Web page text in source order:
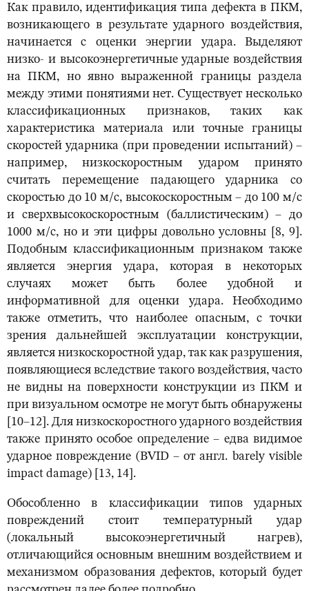
Как правило, идентификация типа дефекта в ПКМ,
возникающего в результате ударного воздействия,
начинается с оценки энергии удара. Выделяют
низко- и высокоэнергетичные ударные воздействия
на ПКМ, но явно выраженной границы раздела
между этими понятиями нет. Существует несколько
классификационных признаков, таких как
характеристика материала или точные границы
скоростей ударника (при проведении испытаний) –
например, низкоскоростным ударом принято
считать перемещение падающего ударника со
скоростью до 10 м/с, высокоскоростным – до 100 м/с
и сверхвысокоскоростным (баллистическим) – до
1000 м/с, но и эти цифры довольно условны [8, 9].
Подобным классификационным признаком также
является энергия удара, которая в некоторых
случаях может быть более удобной и
информативной для оценки удара. Необходимо
также отметить, что наиболее опасным, с точки
зрения дальнейшей эксплуатации конструкции,
является низкоскоростной удар, так как разрушения,
появляющиеся вследствие такого воздействия, часто
не видны на поверхности конструкции из ПКМ и
при визуальном осмотре не могут быть обнаружены
[10–12]. Для низкоскоростного ударного воздействия
также принято особое определение – едва видимое
ударное повреждение (BVID – от англ. barely visible
impact damage) [13, 14].
Обособленно в классификации типов ударных
повреждений стоит температурный удар
(локальный высокоэнергетичный нагрев),
отличающийся основным внешним воздействием и
механизмом образования дефектов, который будет